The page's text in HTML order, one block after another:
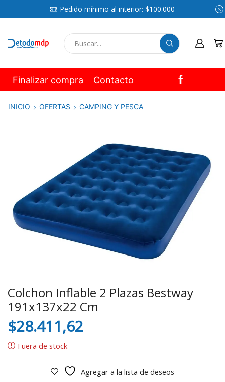
Pedido mínimo al interior: $100.000
Finalizar compra Contacto
INICIO OFERTAS CAMPING Y PESCA
Colchon Inflable 2 Plazas Bestway
191x137x22 Cm
$28.411,62
Fuera de stock
Agregar a la lista de deseos